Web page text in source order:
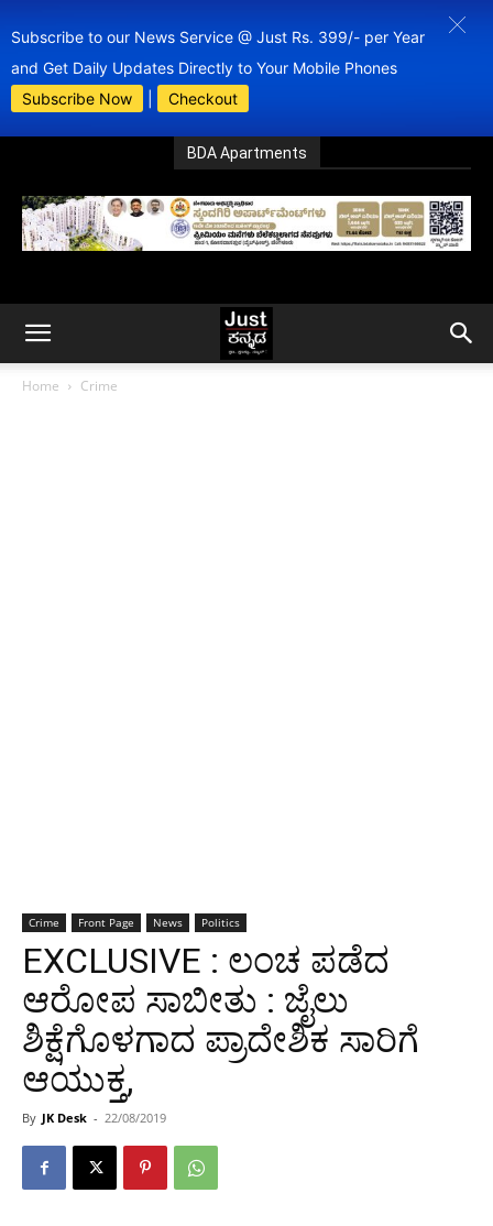
Subscribe to our News Service @ Just Rs. 399/- per Year
and Get Daily Updates Directly to Your Mobile Phones
Subscribe Now
Checkout
BDA Apartments
Home Crime
Crime Front Page News Politics
EXCLUSIVE : ಲಂಚ ಪಡೆದ
ಆರೋಪ ಸಾಬೀತು : ಜೈಲು
ಶಿಕ್ಷೆಗೊಳಗಾದ ಪ್ರಾದೇಶಿಕ ಸಾರಿಗೆ
ಆಯುಕ್ತ,
By JK Desk - 22/08/2019